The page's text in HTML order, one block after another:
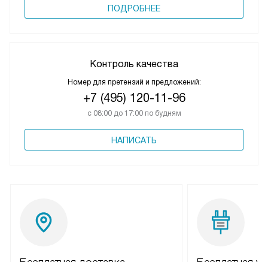
ПОДРОБНЕЕ
Контроль качества
Номер для претензий и предложений:
+7 (495) 120-11-96
с 08:00 до 17:00 по будням
НАПИСАТЬ